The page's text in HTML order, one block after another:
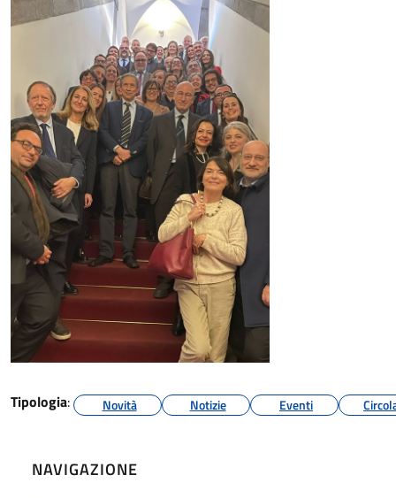
Tipologia: Novità Notizie Eventi
NAVIGAZIONE